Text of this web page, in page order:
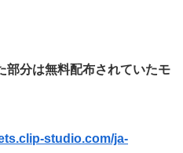
部分は無料配布されていたモ
studio.com/ja-